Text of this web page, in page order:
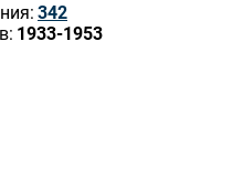
342
1933-1953